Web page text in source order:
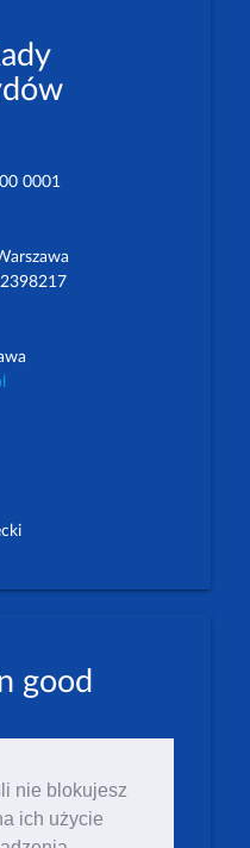
nie blokujesz
ich użycie
0001
good
6000 0004
1884 8633 6000